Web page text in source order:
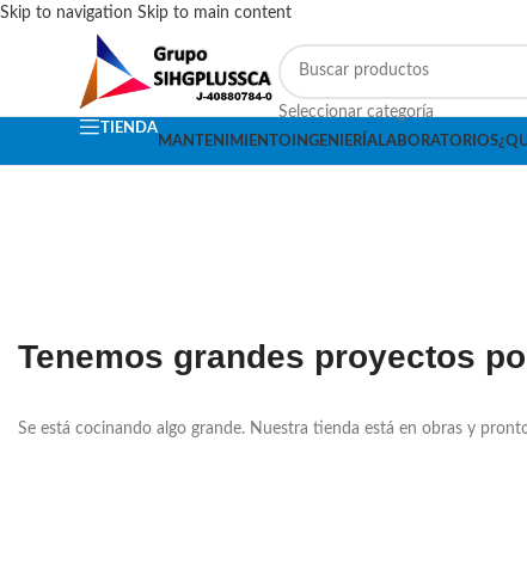
Skip to navigation Skip to main content
Seleccionar categoría
TIENDA
MANTENIMIENTO INGENIERÍA LABORATORIOS
Tenemos grandes proyectos
Se está cocinando algo grande. Nuestra tienda está en obras y